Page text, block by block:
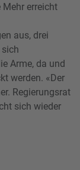
erreicht
aus, drei
Arme, da und
werden. «Der
Regierungsrat
sich wieder